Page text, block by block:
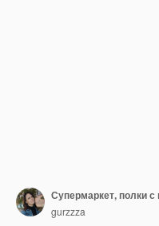
Супермаркет, полки
gurzzza